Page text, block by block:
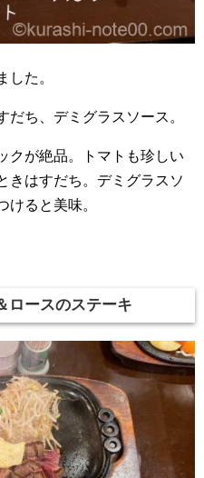
した。
ち、デミグラスソース。
クが絶品。トマトも珍しい
きはすだち。デミグラスソ
けると美味。
ロースのステーキ